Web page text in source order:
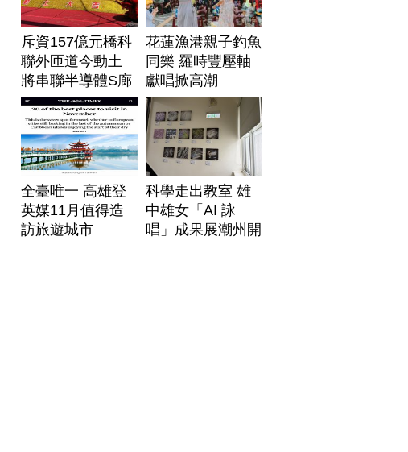
斥資157億元橋科
聯外匝道今動土
將串聯半導體S廊
帶
花蓮漁港親子釣魚
同樂 羅時豐壓軸
獻唱掀高潮
全臺唯一 高雄登
英媒11月值得造
訪旅遊城市
科學走出教室 雄
中雄女「AI 詠
唱」成果展潮州開